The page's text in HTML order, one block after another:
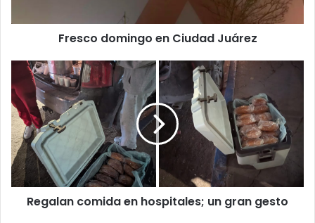
Fresco domingo en Ciudad Juárez
Regalan
comida
en
hospitales;
un
gran
gesto
Regalan comida en hospitales; un gran gesto